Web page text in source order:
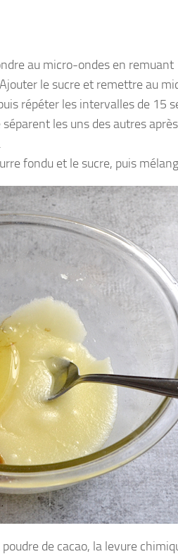
au micro-ondes en remuant
le sucre et remettre au
répéter les intervalles de 15
séparent les uns des autres
fondu et le sucre, puis
de cacao, la levure